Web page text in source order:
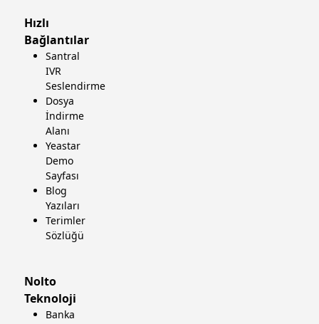
Hızlı
Bağlantılar
Santral
IVR
Seslendirme
Dosya
İndirme
Alanı
Yeastar
Demo
Sayfası
Blog
Yazıları
Terimler
Sözlüğü
Nolto
Teknoloji
Banka